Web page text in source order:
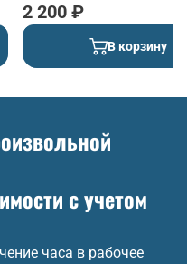
2 200 ₽
В корзину
с учетом
часа в рабочее